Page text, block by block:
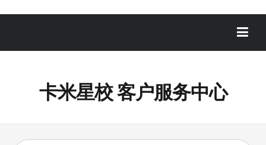
卡米星校 客户服务中心